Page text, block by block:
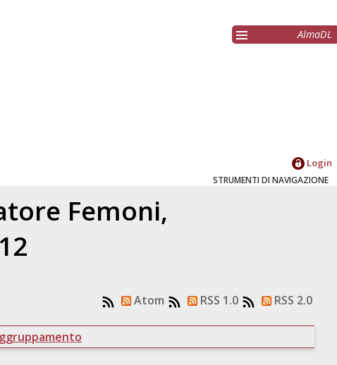
AlmaDL
Login
STRUMENTI DI NAVIGAZIONE
Femoni,
Atom RSS 1.0 RSS 2.0